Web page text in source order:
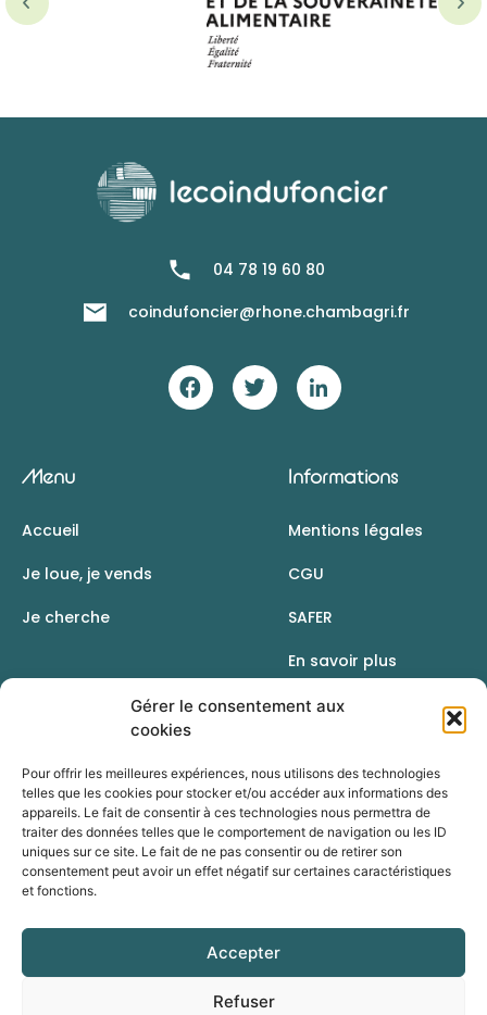
Gérer le consentement aux
cookies
Pour offrir les meilleures expériences, nous utilisons des technologies
telles que les cookies pour stocker et/ou accéder aux informations des
appareils. Le fait de consentir à ces technologies nous permettra de
traiter des données telles que le comportement de navigation ou les ID
uniques sur ce site. Le fait de ne pas consentir ou de retirer son
consentement peut avoir un effet négatif sur certaines caractéristiques
et fonctions.
Accepter
Refuser
04 78 19 60 80
coindufoncier@rhone.chambagri.fr
Menu
Accueil
Je loue, je vends
Je cherche
Informations
Mentions légales
CGU
SAFER
En savoir plus
Contact
Une initiative de la Chambre d’agriculture du Rhône